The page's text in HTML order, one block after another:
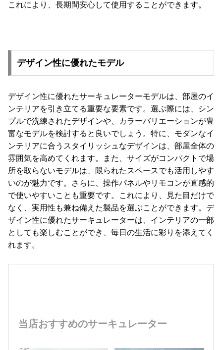
これにより、長期間安心して使用することができます。
デザイン性に優れたモデル
デザイン性に優れたサーキュレーターモデルは、部屋のイ
ンテリアを引き立てる重要な要素です。選ぶ際には、シン
プルで洗練されたデザインや、カラーバリエーションが豊
富なモデルを検討すると良いでしょう。特に、モダンなイ
ンテリアに合うスタイリッシュなデザインは、部屋全体の
雰囲気を高めてくれます。また、サイズがコンパクトで場
所を取らないモデルは、限られたスペースでも活用しやす
いのが魅力です。さらに、操作パネルやリモコンが直感的
で使いやすいことも重要です。これにより、見た目だけで
なく、実用性も兼ね備えた製品を選ぶことができます。デ
ザイン性に優れたサーキュレーターは、インテリアの一部
としても楽しむことができ、毎日の生活に彩りを添えてく
れます。
当店おすすめのサーキュレーター